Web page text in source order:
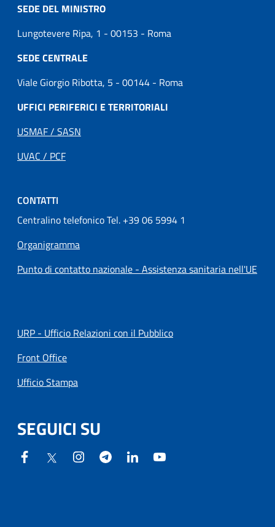
SEDE DEL MINISTRO
Lungotevere Ripa, 1 - 00153 - Roma
SEDE CENTRALE
Viale Giorgio Ribotta, 5 - 00144 - Roma
UFFICI PERIFERICI E TERRITORIALI
USMAF / SASN
UVAC / PCF
CONTATTI
Centralino telefonico Tel. +39 06 5994 1
Organigramma
Punto di contatto nazionale - Assistenza sanitaria nell'UE
URP - Ufficio Relazioni con il Pubblico
Front Office
Ufficio Stampa
SEGUICI SU